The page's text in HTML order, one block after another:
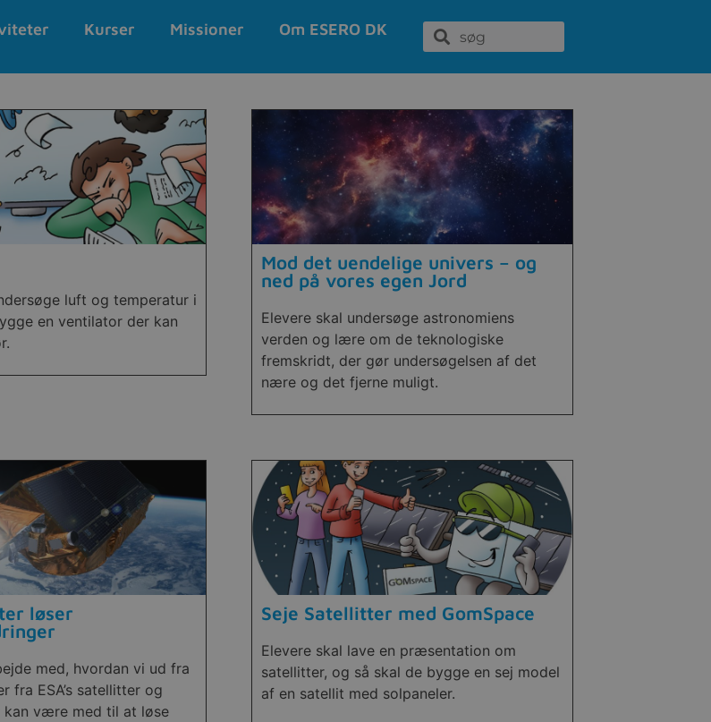
Kurser Missioner Om ESERO DK
luft og temperatur i
en ventilator der kan
Mod det uendelige univers – og
ned på vores egen Jord
Elevere skal undersøge astronomiens
verden og lære om de teknologiske
fremskridt, der gør undersøgelsen af det
nære og det fjerne muligt.
løser
med, hvordan vi ud fra
fra ESA’s satellitter og
kan være med til at løse
Seje Satellitter med GomSpace
Elevere skal lave en præsentation om
satellitter, og så skal de bygge en sej model
af en satellit med solpaneler.